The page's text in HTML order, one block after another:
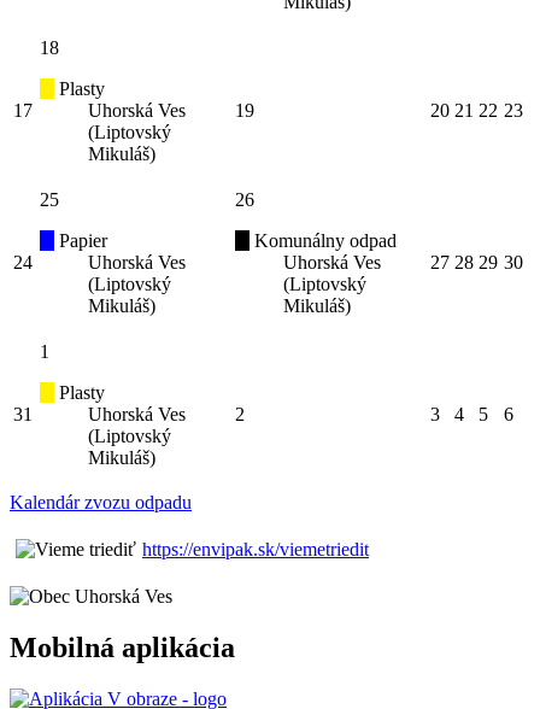
17
18
Plasty
Uhorská Ves
(Liptovský
Mikuláš)
19 20 21 22 23
24
25
Papier
Uhorská Ves
(Liptovský
Mikuláš)
26
Komunálny odpad
Uhorská Ves
(Liptovský
Mikuláš)
27 28 29 30
31
1
Plasty
Uhorská Ves
(Liptovský
Mikuláš)
2 3 4 5 6
Kalendár zvozu odpadu
https://envipak.sk/viemetriedit
Mobilná aplikácia